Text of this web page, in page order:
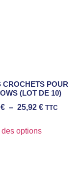
CROCHETS POUR
(LOT DE 10)
€ – 25,92 € TTC
options